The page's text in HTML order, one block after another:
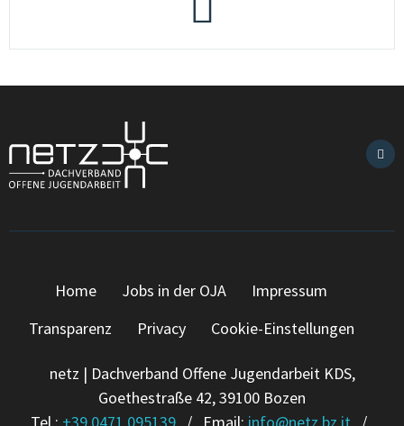
Home Jobs in der OJA
Impressum
Transparenz
Privacy Cookie-Einstellungen
netz | Dachverband Offene Jugendarbeit KDS,
Goethestraße 42, 39100 Bozen